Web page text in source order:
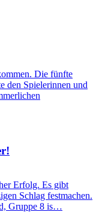
Die fünfte
den Spielerinnen und
Erfolg. Es gibt
Schlag festmachen.
Gruppe 8 is…